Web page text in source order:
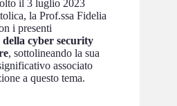
il 3 luglio 2023
la Prof.ssa Fidelia
i presenti
cyber security
, sottolineando la sua
associato
a questo tema.